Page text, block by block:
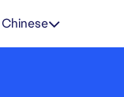
Chinese